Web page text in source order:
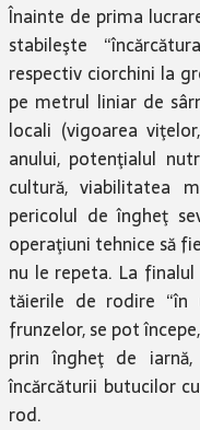
Înainte de prima
stabileşte
respectiv ciorchini la
pe metrul liniar de
locali (vigoarea
anului, potenţialul
cultură, viabilitatea
pericolul de îngheţ
opera­ţiuni tehnice să
nu le repeta. La
tăierile de rodire “în
frunzelor, se pot
prin îngheţ de
încărcă­turii butucilor
rod.